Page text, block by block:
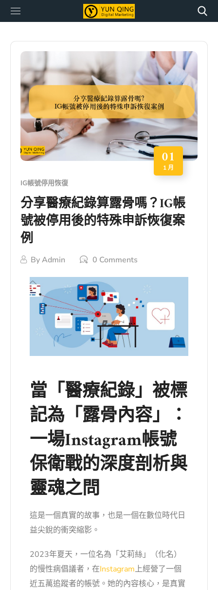
01
1 月
IG帳號停用恢復
分享醫療紀錄算露骨嗎？IG帳
號被停用後的特殊申訴恢復案
例
ByAdmin 0 Comments
當「醫療紀錄」被標
記為「露骨內容」：
一場Instagram帳號
保衛戰的深度剖析與
靈魂之問
這是一個真實的故事，也是一個在數位時代日
益尖銳的衝突縮影。
2023年夏天，一位名為「艾莉絲」（化名）
的慢性病倡議者，在Instagram上經營了一個
近五萬追蹤者的帳號。她的內容核心，是真實